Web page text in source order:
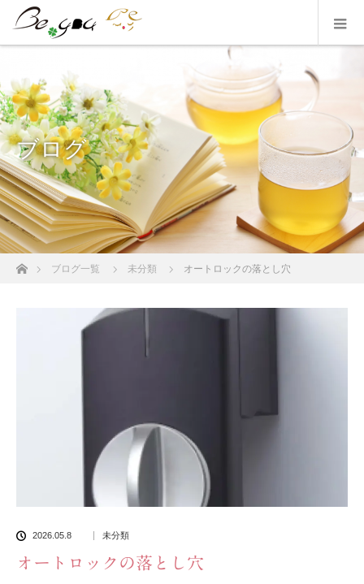
ブログ
ホームブログ一覧 未分類 オートロックの落とし穴
2026.05.8 未分類
オートロックの落とし穴